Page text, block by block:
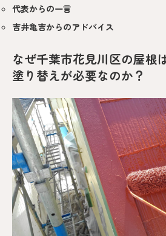
代表からの一言
吉井亀吉からのアドバイス
なぜ千葉市花見川区の屋根
塗り替えが必要なのか？